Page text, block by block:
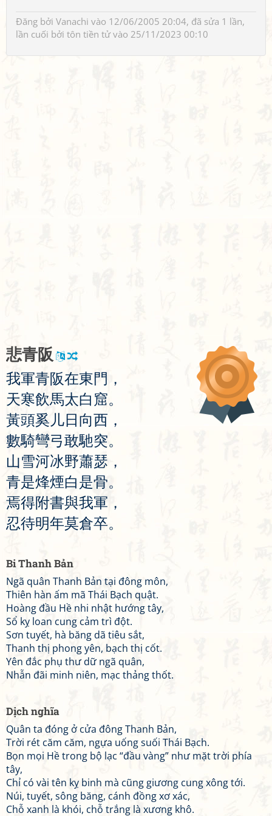
Đăng bởi Vanachi vào 12/06/2005 20:04, đã sửa 1 lần,
lần cuối bởi tôn tiền tửvào 25/11/2023 00:10
悲青阪
我軍青阪在東門 ，
天寒飲馬太白 窟。
黃頭奚 儿日 向西 ，
數騎彎弓敢馳突。
山雪河冰野蕭瑟 ，
青是烽煙白是骨。
焉得附書與我軍 ，
忍待明年莫倉卒。
Bi Thanh Bản
Ngã quân Thanh Bản tại đông môn,
Thiên hàn ấm mã Thái Bạch quật.
Hoàng đầu Hề nhi nhật hướng tây,
Sổ kỵ loan cung cảm trì đột.
Sơn tuyết, hà băng dã tiêu sắt,
Thanh thị phong yên, bạch thị cốt.
Yên đắc phụ thư dữ ngã quân,
Nhẫn đãi minh niên, mạc thảng thốt.
Dịch nghĩa
Quân ta đóng ở cửa đông Thanh Bản,
Trời rét căm căm, ngựa uống suối Thái Bạch.
Bọn mọi Hề trong bộ lạc “đầu vàng” như mặt trời phía
tây,
Chỉ có vài tên kỵ binh mà cũng giương cung xông tới.
Núi, tuyết, sông băng, cánh đồng xơ xác,
Chỗ xanh là khói, chỗ trắng là xương khô.